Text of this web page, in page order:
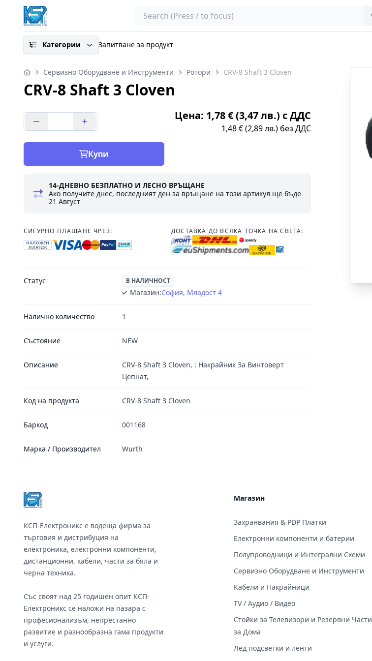
Search
Категории Запитване за продукт
Сервизно Оборудване и Инструменти Ротори CRV-8 Shaft 3 Cloven
CRV-8 Shaft 3 Cloven
Цена: 1,78 € (3,47 лв.) с ДДС
1,48 € (2,89 лв.) без ДДС
Купи
14-ДНЕВНО БЕЗПЛАТНО И ЛЕСНО ВРЪЩАНЕ
Ако получите днес, последният ден за връщане на този артикул ще бъде
21 Август
СИГУРНО ПЛАЩАНЕ ЧРЕЗ:
НАЛОЖЕН
ПЛАТЕЖ
ДОСТАВКА ДО ВСЯКА ТОЧКА НА СВЕТА:
Статус В НАЛИЧНОСТ
Магазин:София, Младост 4
Налично количество 1
Състояние NEW
Описание
CRV-8 Shaft 3 Cloven, : Накрайник За Винтоверт
Цепнат,
Код на продукта CRV-8 Shaft 3 Cloven
Баркод 001168
Марка / Производител Wurth
КСП-Електроникс е водеща фирма за
търговия и дистрибуция на
електроника, електронни компоненти,
дистанционни, кабели, части за бяла и
черна техника.
Със своят над 25 годишен опит КСП-
Електроникс се наложи на пазара с
професионализъм, непрестанно
развитие и разнообразна гама продукти
и услуги.
Магазин
Захранвания & PDP Платки
Електронни компоненти и батерии
Полупроводници и Интегрални Схеми
Сервизно Оборудване и Инструменти
Кабели и Накрайници
TV / Аудио / Видео
Стойки за Телевизори и Резервни Части
за Дома
Лед подсветки и ленти